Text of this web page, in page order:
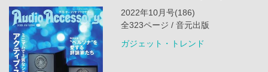
2022年10月号(186)
全323ページ / 音元出版
ガジェット・トレンド